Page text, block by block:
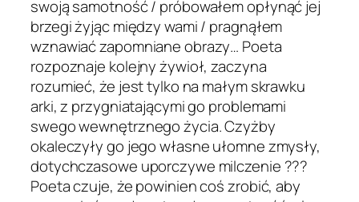
swoją samotność / próbowałem opłynąć jej
brzegi żyjąc między wami / pragnąłem
wznawiać zapomniane obrazy… Poeta
rozpoznaje kolejny żywioł, zaczyna
rozumieć, że jest tylko na małym skrawku
arki, z przygniatającymi go problemami
swego wewnętrznego życia. Czyżby
okaleczyły go jego własne ułomne zmysły,
dotychczasowe uporczywe milczenie ???
Poeta czuje, że powinien coś zrobić, aby